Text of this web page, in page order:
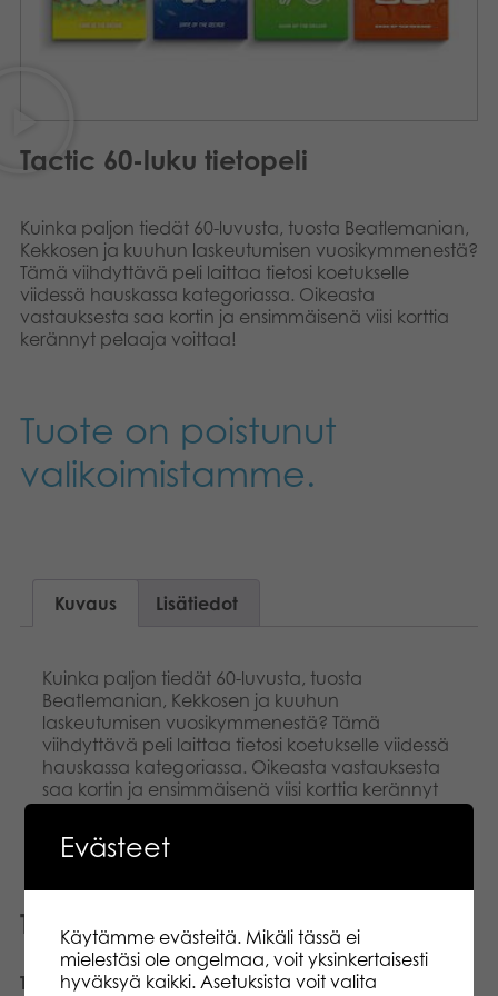
Kirjat
Suomi
Tactic 60-luku tietopeli
Kuinka paljon tiedät 60-luvusta, tuosta Beatlemanian,
Kekkosen ja kuuhun laskeutumisen vuosikymmenestä?
Tämä viihdyttävä peli laittaa tietosi koetukselle
viidessä hauskassa kategoriassa. Oikeasta
vastauksesta saa kortin ja ensimmäisenä viisi korttia
kerännyt pelaaja voittaa!
Tuote on poistunut
valikoimistamme.
Kuvaus Lisätiedot
Kuinka paljon tiedät 60-luvusta, tuosta
Beatlemanian, Kekkosen ja kuuhun
laskeutumisen vuosikymmenestä? Tämä
viihdyttävä peli laittaa tietosi koetukselle viidessä
hauskassa kategoriassa. Oikeasta vastauksesta
saa kortin ja ensimmäisenä viisi korttia kerännyt
Tutustu myös
Tactic Äiti Maa lautapeli
Tactic Opetellaan Kello
Evästeet
Käytämme evästeitä. Mikäli tässä ei
mielestäsi ole ongelmaa, voit yksinkertaisesti
hyväksyä kaikki. Asetuksista voit valita